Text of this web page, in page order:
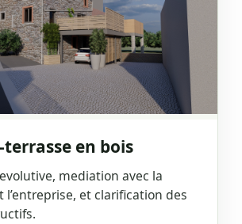
en bois
mediation avec la
l’entreprise, et clarification des